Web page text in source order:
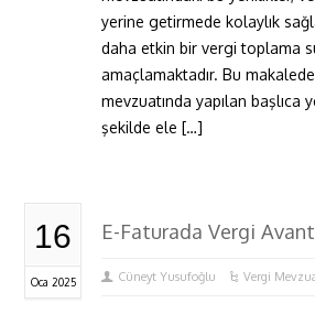
yerine getirmede kolaylık
daha etkin bir vergi toplama
amaçlamaktadır. Bu
mevzuatında yapılan başlıca
şekilde ele […]
16
Oca 2025
E-Faturada Vergi
Cüneyt Yusufoğlu Vergi